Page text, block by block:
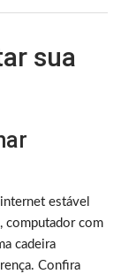
sua
estável
computador com
cadeira
Confira